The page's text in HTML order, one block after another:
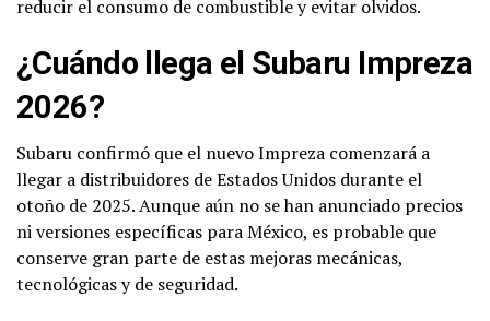
reducir el consumo de combustible y evitar olvidos.
¿Cuándo llega el Subaru Impreza
2026?
Subaru confirmó que el nuevo Impreza comenzará a
llegar a distribuidores de Estados Unidos durante el
otoño de 2025. Aunque aún no se han anunciado precios
ni versiones específicas para México, es probable que
conserve gran parte de estas mejoras mecánicas,
tecnológicas y de seguridad.